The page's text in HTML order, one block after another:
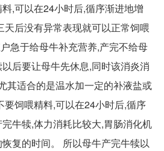
,可以在24小时后,循序渐进地增
天后没有异常表现就可以正常饲喂
急于给母牛补充营养,产完不给母
后要让母牛先休息,同时该消炎消
其适合的是温水加一定的补液盐或
要饲喂精料,可以在24小时后,循序
牛犊,体力消耗比较大,胃肠消化机
复的时间。 所以母牛产完牛犊以